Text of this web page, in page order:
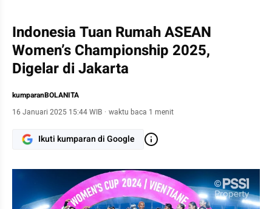
Indonesia Tuan Rumah ASEAN
Women’s Championship 2025,
Digelar di Jakarta
kumparanBOLANITA
16 Januari 2025 15:44 WIB · waktu baca 1 menit
Ikuti kumparan di Google